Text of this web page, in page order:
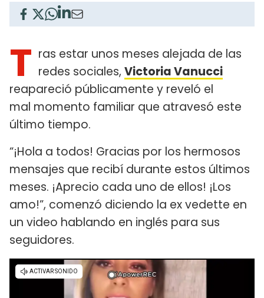
T ras estar unos meses alejada de las
redes sociales, Victoria Vanucci
reapareció públicamente y reveló el
mal momento familiar que atravesó este
último tiempo.
“¡Hola a todos! Gracias por los hermosos
mensajes que recibí durante estos últimos
meses. ¡Aprecio cada uno de ellos! ¡Los
amo!”, comenzó diciendo la ex vedette en
un video hablando en inglés para sus
seguidores.